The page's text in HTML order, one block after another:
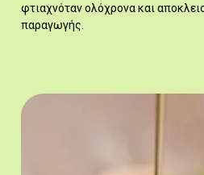
φτιαχνόταν ολόχρονα και
παραγωγής.